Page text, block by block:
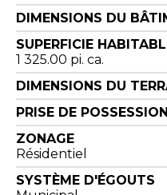
DIMENSIONS DU
SUPERFICIE
1 325.00 pi. ca.
DIMENSIONS DU
PRISE DE POSSESSION
ZONAGE
Résidentiel
SYSTÈME D'ÉGOUTS